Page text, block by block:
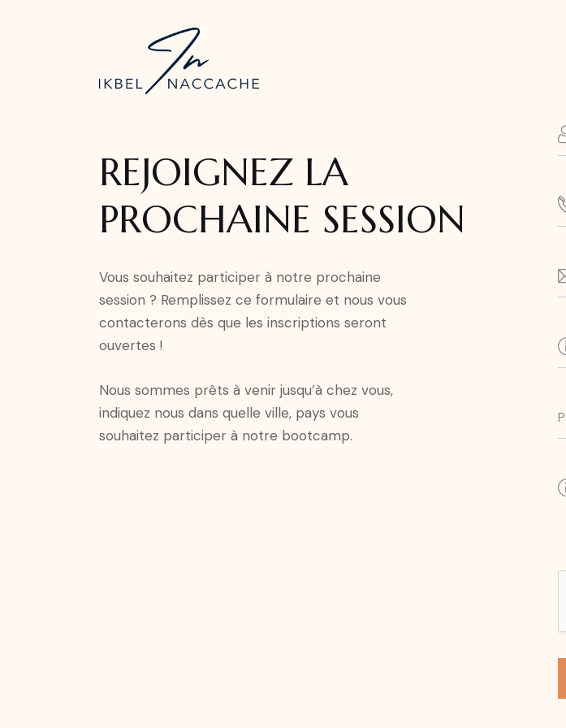
REJOIGNEZ LA
PROCHAINE SESSION
Vous souhaitez participer à notre prochaine
session ? Remplissez ce formulaire et nous vous
contacterons dès que les inscriptions seront
ouvertes !
Nous sommes prêts à venir jusqu’à chez vous,
indiquez nous dans quelle ville, pays vous
souhaitez participer à notre bootcamp.